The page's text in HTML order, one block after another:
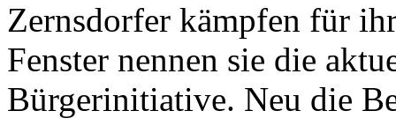
Zernsdorfer kämpfen für
Fenster nennen sie die
Bürgerinitiative. Neu die